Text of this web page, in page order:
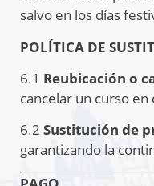
salvo en los días
POLÍTICA DE
6.1 Reubicación o
cancelar un curso
6.2 Sustitución de
garantizando la